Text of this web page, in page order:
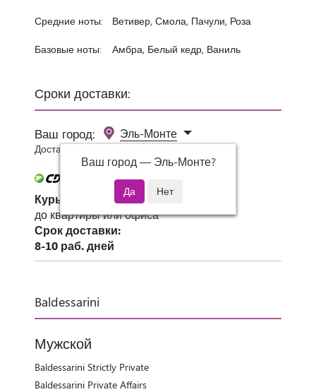
Сроки доставки:
Ваш город:
Эль-Монте
Ваш город — Эль-Монте?
Доставка 0 руб при заказе от 3000 руб.
Курьер СДЭК
до квартиры или офиса
Срок доставки:
8-10 раб. дней
Baldessarini
Мужской
Baldessarini Strictly Private
Baldessarini Private Affairs
Средние ноты: Ветивер, Смола, Пачули, Роза
Базовые ноты: Амбра, Белый кедр, Ваниль